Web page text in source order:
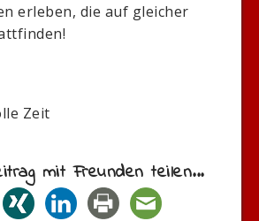
erleben, die auf gleicher
Zeit
mit Freunden teilen...